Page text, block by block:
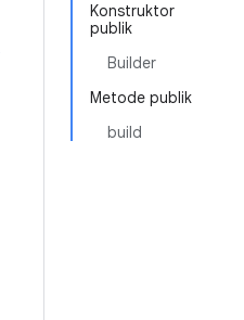
Konstruktor
publik
Builder
Metode publik
build